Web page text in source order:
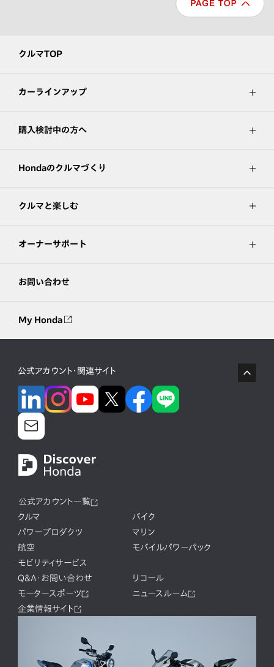
クルマTOP
カーラインアップ
購入検討中の方へ
Hondaのクルマづくり
クルマと楽しむ
オーナーサポート
お問い合わせ
My Honda
公式アカウント・関連サイト
公式アカウント一覧
クルマ
バイク
パワープロダクツ
マリン
航空
モバイルパワーパック
モビリティサービス
Q&A・お問い合わせ
リコール
モータースポーツ
ニュースルーム
企業情報サイト